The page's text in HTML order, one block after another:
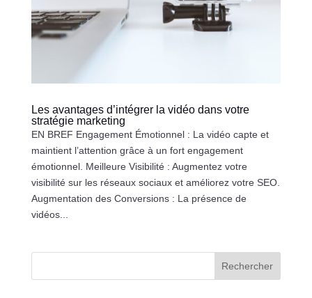
Les avantages d’intégrer la vidéo dans votre
stratégie marketing
EN BREF Engagement Émotionnel : La vidéo capte et
maintient l’attention grâce à un fort engagement
émotionnel. Meilleure Visibilité : Augmentez votre
visibilité sur les réseaux sociaux et améliorez votre SEO.
Augmentation des Conversions : La présence de
vidéos...
Rechercher